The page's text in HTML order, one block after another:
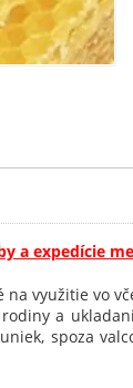
a expedície
využitie vo
a
spoza